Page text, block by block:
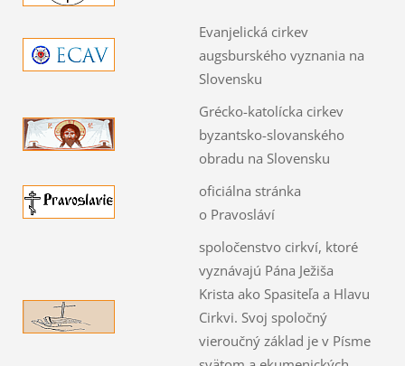
Evanjelická cirkev
augsburského vyznania na
Slovensku
Grécko-katolícka cirkev
byzantsko-slovanského
obradu na Slovensku
oficiálna stránka
o Pravosláví
spoločenstvo cirkví, ktoré
vyznávajú Pána Ježiša
Krista ako Spasiteľa a Hlavu
Cirkvi. Svoj spoločný
vieroučný základ je v Písme